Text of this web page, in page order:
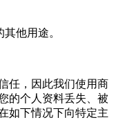
他用途。
，因此我们使用商
的个人资料丢失、被
如下情况下向特定主